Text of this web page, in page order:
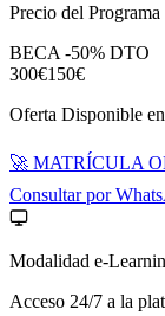
Precio del Programa
BECA -50% DTO
300€150€
Oferta Disponible
🚀 MATRÍCULA
Consultar por
Modalidad e-
Acceso 24/7 a la